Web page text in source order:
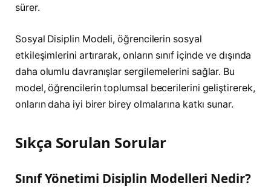
sürer.
Sosyal Disiplin Modeli, öğrencilerin sosyal
etkileşimlerini artırarak, onların sınıf içinde ve dışında
daha olumlu davranışlar sergilemelerini sağlar. Bu
model, öğrencilerin toplumsal becerilerini geliştirerek,
onların daha iyi birer birey olmalarına katkı sunar.
Sıkça Sorulan Sorular
Sınıf Yönetimi Disiplin Modelleri Nedir?